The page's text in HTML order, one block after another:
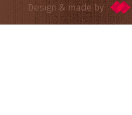
Design & made by